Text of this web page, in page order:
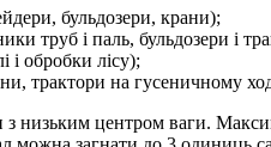
бульдозери, крани);
труб і паль, бульдозери і
і обробки лісу);
трактори на гусеничному
центром ваги.